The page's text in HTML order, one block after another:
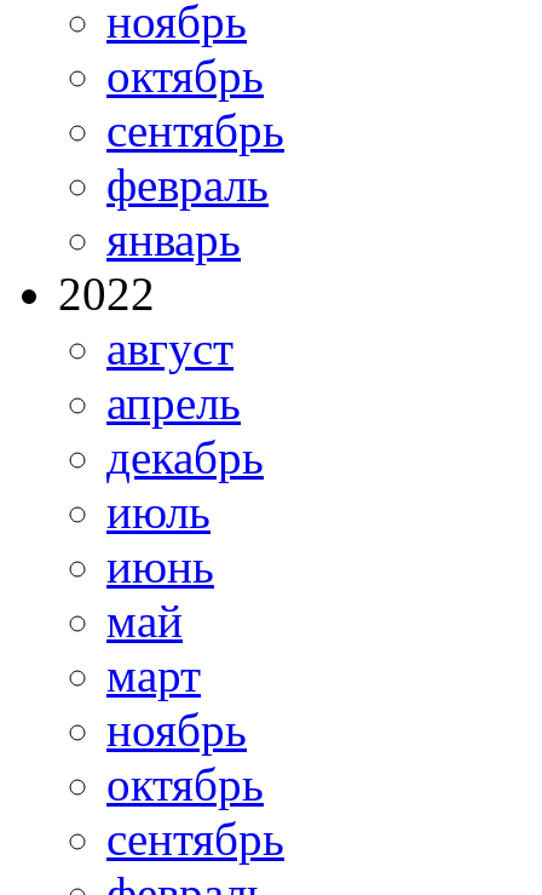
ноябрь
октябрь
сентябрь
февраль
январь
2022
август
апрель
декабрь
июль
июнь
май
март
ноябрь
октябрь
сентябрь